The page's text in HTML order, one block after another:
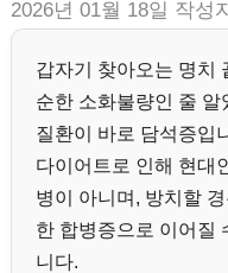
2026년 01월 18일 작성
갑자기 찾아오는 명치
순한 소화불량인 줄
질환이 바로 담석증입
다이어트로 인해 현대
병이 아니며, 방치할
한 합병증으로 이어질
니다.